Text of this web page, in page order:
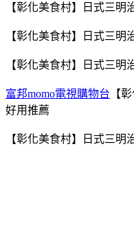
【彰化美食村】日式三明
【彰化美食村】日式三明
【彰化美食村】日式三明
富邦momo電視購物台 【
好用推薦
【彰化美食村】日式三明